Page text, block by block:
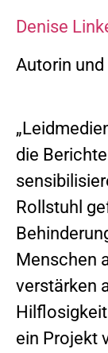
Denise
Autorin
die
Rollstuhl
Menschen
verstärken
Hilflosigkeit
ein Projekt